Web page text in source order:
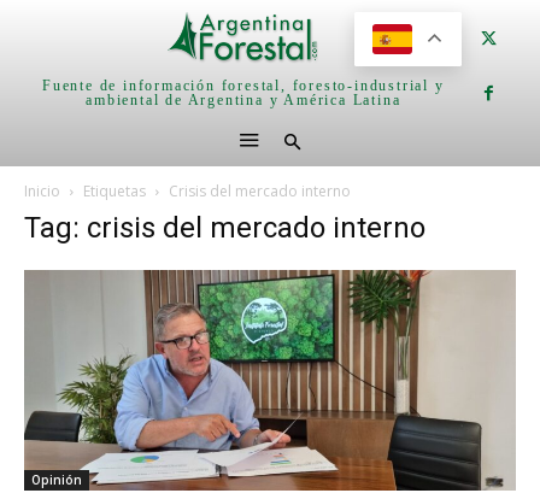
Fuente de información forestal, foresto-industrial y
ambiental de Argentina y América Latina
Inicio Etiquetas Crisis del mercado interno
Tag: crisis del mercado interno
Opinión